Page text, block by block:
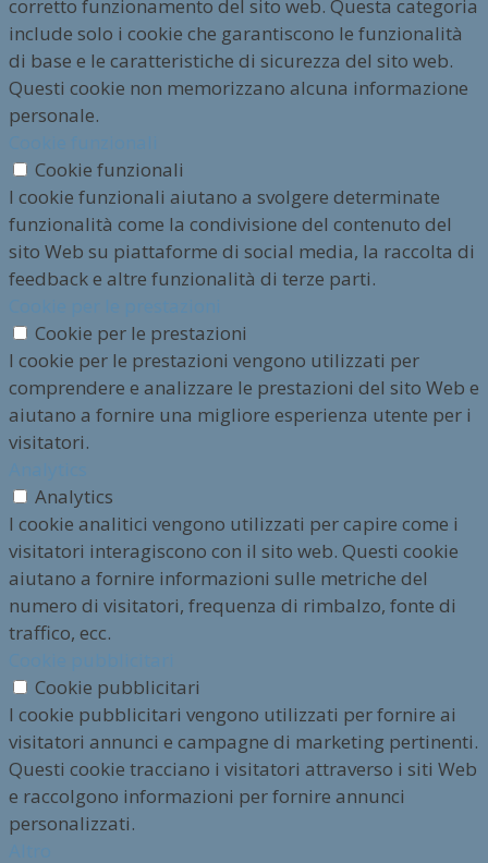
corretto funzionamento del sito web. Questa categoria
include solo i cookie che garantiscono le funzionalità
di base e le caratteristiche di sicurezza del sito web.
Questi cookie non memorizzano alcuna informazione
personale.
Cookie funzionali
I cookie funzionali aiutano a svolgere determinate
funzionalità come la condivisione del contenuto del
sito Web su piattaforme di social media, la raccolta di
feedback e altre funzionalità di terze parti.
Cookie per le prestazioni
I cookie per le prestazioni vengono utilizzati per
comprendere e analizzare le prestazioni del sito Web e
aiutano a fornire una migliore esperienza utente per i
visitatori.
Analytics
I cookie analitici vengono utilizzati per capire come i
visitatori interagiscono con il sito web. Questi cookie
aiutano a fornire informazioni sulle metriche del
numero di visitatori, frequenza di rimbalzo, fonte di
traffico, ecc.
Cookie pubblicitari
I cookie pubblicitari vengono utilizzati per fornire ai
visitatori annunci e campagne di marketing pertinenti.
Questi cookie tracciano i visitatori attraverso i siti Web
e raccolgono informazioni per fornire annunci
personalizzati.